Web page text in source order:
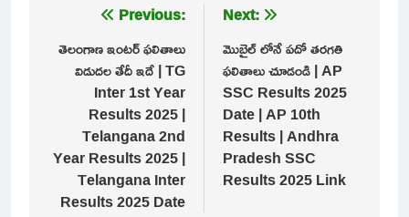
navigation
Previous:
తెలంగాణ ఇంటర్ ఫలితాలు
విడుదల తేదీ ఇదే | TG
Inter 1st Year
Results 2025 |
Telangana 2nd
Year Results 2025 |
Telangana Inter
Results 2025 Date
Next:
మొబైల్ లోనే పదో తరగతి
ఫలితాలు చూడండి | AP
SSC Results 2025
Date | AP 10th
Results | Andhra
Pradesh SSC
Results 2025 Link